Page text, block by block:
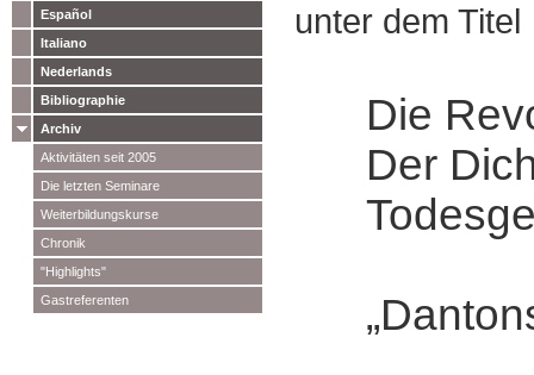
Español
Italiano
Nederlands
Bibliographie
Archiv
Aktivitäten seit 2005
Die letzten Seminare
Weiterbildungskurse
Chronik
"Highlights"
Gastreferenten
unter dem Titel
Die
Der